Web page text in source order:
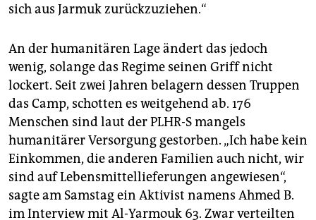
sich aus Jarmuk zurückzuziehen.“
An der humanitären Lage ändert das jedoch
wenig, solange das Regime seinen Griff nicht
lockert. Seit zwei Jahren belagern dessen Truppen
das Camp, schotten es weitgehend ab. 176
Menschen sind laut der PLHR-S mangels
humanitärer Versorgung gestorben. „Ich habe kein
Einkommen, die anderen Familien auch nicht, wir
sind auf Lebensmittellieferungen angewiesen“,
sagte am Samstag ein Aktivist namens Ahmed B.
im Interview mit Al-Yarmouk 63. Zwar verteilten